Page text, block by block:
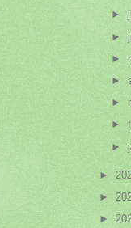
►
►
►
►
►
►
►
►
►
►